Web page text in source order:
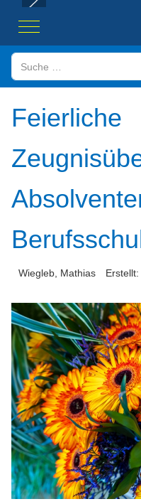
Mobile Menu Toggle
Suchen
Feierliche
Wiegleb, Mathias